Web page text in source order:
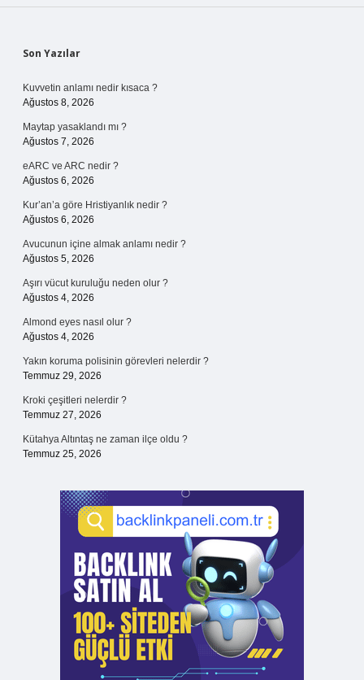
Sidebar
Son Yazılar
Kuvvetin anlamı nedir kısaca ?
Ağustos 8, 2026
Maytap yasaklandı mı ?
Ağustos 7, 2026
eARC ve ARC nedir ?
Ağustos 6, 2026
Kur’an’a göre Hristiyanlık nedir ?
Ağustos 6, 2026
Avucunun içine almak anlamı nedir ?
Ağustos 5, 2026
Aşırı vücut kuruluğu neden olur ?
Ağustos 4, 2026
Almond eyes nasıl olur ?
Ağustos 4, 2026
Yakın koruma polisinin görevleri nelerdir ?
Temmuz 29, 2026
Kroki çeşitleri nelerdir ?
Temmuz 27, 2026
Kütahya Altıntaş ne zaman ilçe oldu ?
Temmuz 25, 2026